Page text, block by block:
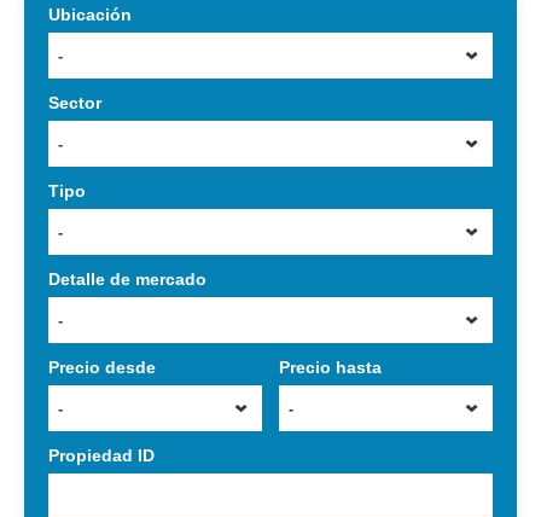
Ubicación
-
Sector
-
Tipo
-
Detalle de mercado
-
Precio desde
-
Precio hasta
-
Propiedad ID